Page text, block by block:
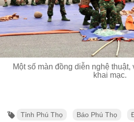
Một số màn đồng diễn nghệ thuật,
khai mạc.
Tỉnh Phú Thọ Báo Phú Thọ